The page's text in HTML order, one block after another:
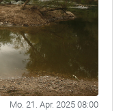
Mo. 21. Apr. 2025 08:00